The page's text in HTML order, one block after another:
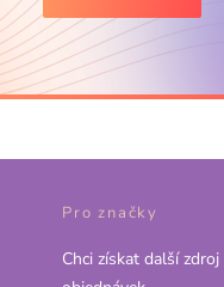
Pro značky
Chci získat další zdroj